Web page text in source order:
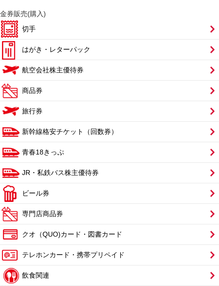
金券販売(購入)
切手
はがき・レターパック
航空会社株主優待券
商品券
旅行券
新幹線格安チケット（回数券）
青春18きっぷ
JR・私鉄バス株主優待券
ビール券
専門店商品券
クオ（QUO)カード・図書カード
テレホンカード・携帯プリペイド
飲食関連